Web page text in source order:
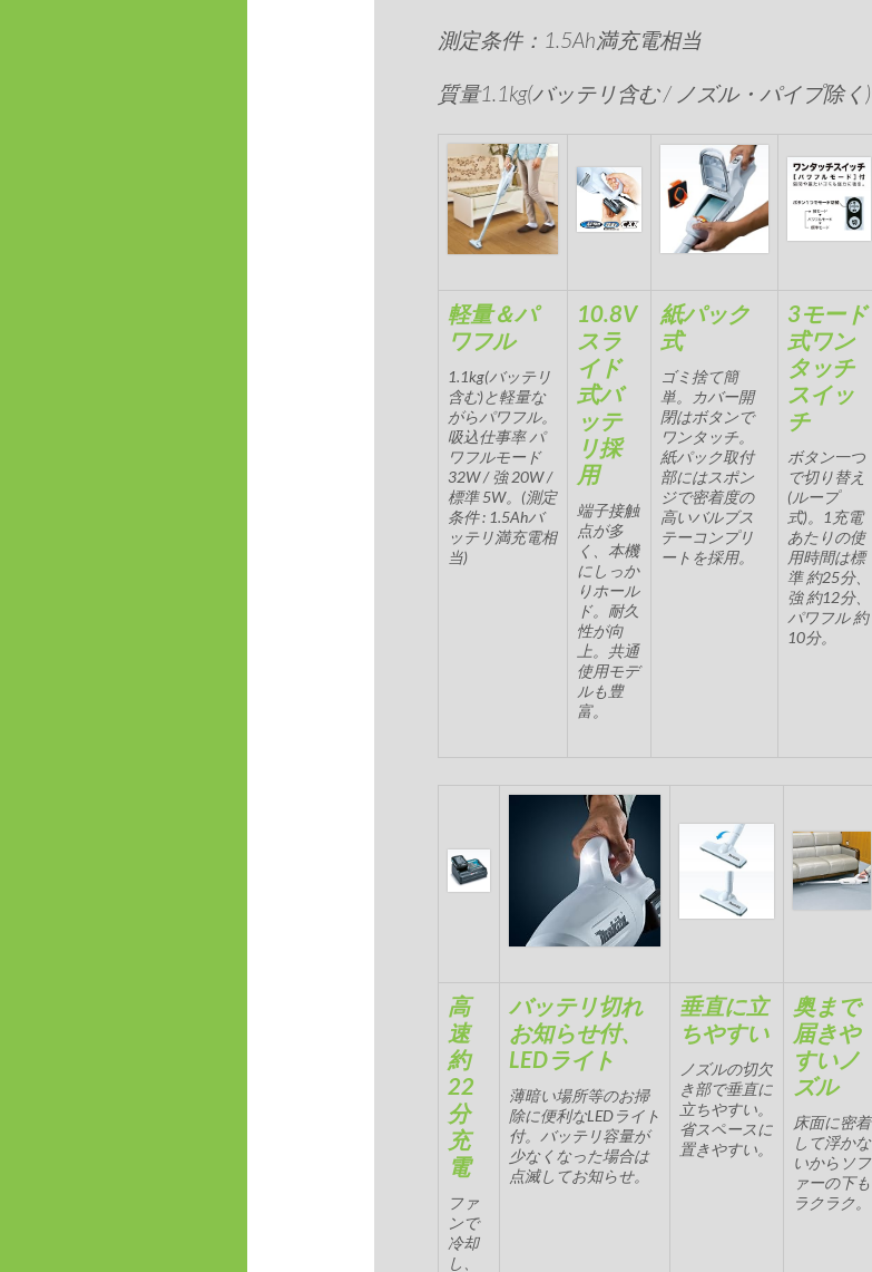
測定条件：1.5Ah満充電相当
質量1.1kg(バッテリ含む / ノズル・パイプ除く)
軽量＆パ
ワフル
1.1kg(バッテリ
含む)と軽量な
がらパワフル。
吸込仕事率 パ
ワフルモード
32W / 強 20W /
標準 5W。(測定
条件 : 1.5Ahバ
ッテリ満充電相
当)
10.8V
スラ
イド
式バ
ッテ
リ採
用
端子接触
点が多
く、本機
にしっか
りホール
ド。耐久
性が向
上。共通
使用モデ
ルも豊
富。
紙パック
式
ゴミ捨て簡
単。カバー開
閉はボタンで
ワンタッチ。
紙パック取付
部にはスポン
ジで密着度の
高いバルブス
テーコンプリ
ートを採用。
3モード
式ワン
タッチ
スイッ
チ
ボタン一つ
で切り替え
(ループ
式)。1充電
あたりの使
用時間は標
準 約25分、
強 約12分、
パワフル 約
10分。
高
速
約
22
分
充
電
ファ
ンで
冷却
し、
バッテリ切れ
お知らせ付、
LEDライト
薄暗い場所等のお掃
除に便利なLEDライト
付。バッテリ容量が
少なくなった場合は
点滅してお知らせ。
垂直に立
ちやすい
ノズルの切欠
き部で垂直に
立ちやすい。
省スペースに
置きやすい。
奥まで
届きや
すいノ
ズル
床面に密着
して浮かな
いからソフ
ァーの下も
ラクラク。